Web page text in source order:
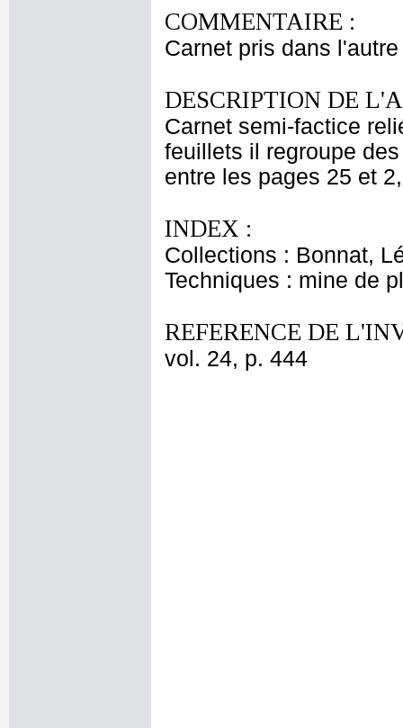
COMMENTAIRE :
Carnet pris dans
DESCRIPTION DE
Carnet semi-factice
feuillets il regroupe
entre les pages 25 et
INDEX :
Collections : Bonnat,
Techniques : mine de
REFERENCE DE
vol. 24, p. 444